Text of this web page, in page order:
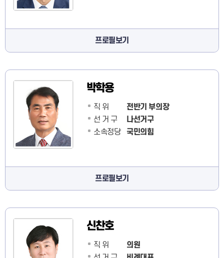
프로필보기
박학용
직 위
전반기 부의장
선 거 구
나선거구
소속정당
국민의힘
프로필보기
신찬호
직 위
의원